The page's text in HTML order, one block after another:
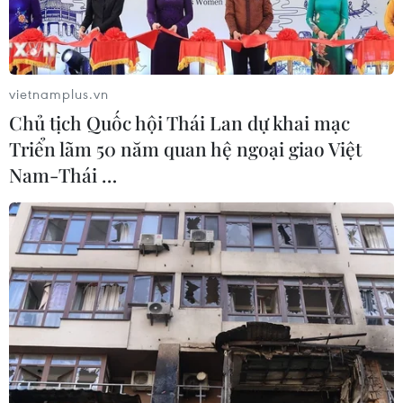
Nhân viên y tế điều trị cho bệnh nhân COVID-19 tại bệnh viện ở
Magdeburg, Đức. (Ảnh: AFP/TTXVN)
Ngày 18/9, Đức đã triển khai chiến dịch tiêm
vaccine mùa Thu nhằm ngăn ngừa lây lan virus
SARS-CoV-2, sử dụng một mũi duy nhất vaccine
tăng cường ngừa COVID-19 đã nâng cấp đối với
vietnamplus.vn
Chủ tịch Quốc hội Thái Lan dự khai mạc
Triển lãm 50 năm quan hệ ngoại giao Việt
Nam-Thái …